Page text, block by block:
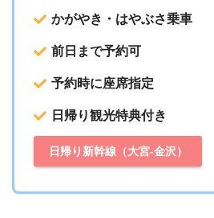
かがやき・はやぶさ乗車
前日まで予約可
予約時に座席指定
日帰り観光特典付き
日帰り新幹線（大宮-金沢）